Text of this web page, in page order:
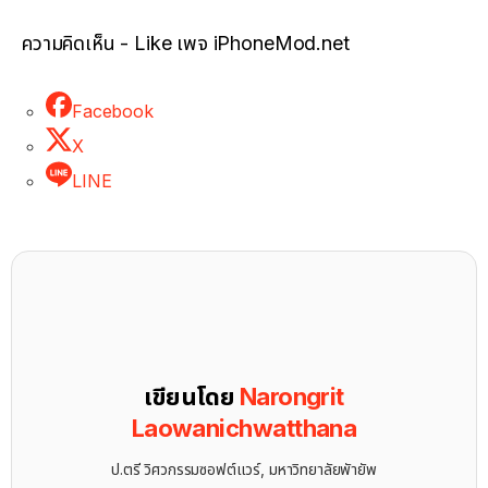
ความคิดเห็น - Like เพจ iPhoneMod.net
Facebook
X
LINE
เขียนโดย Narongrit
Laowanichwatthana
ป.ตรี วิศวกรรมซอฟต์แวร์, มหาวิทยาลัยพัายัพ